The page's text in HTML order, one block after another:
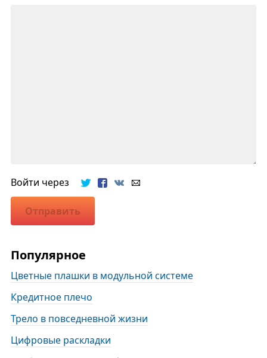
Войти через
Отправить
Популярное
Цветные плашки в модульной системе
Кредитное плечо
Трело в повседневной жизни
Цифровые раскладки